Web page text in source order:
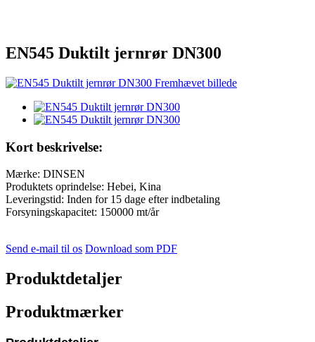
EN545 Duktilt jernrør DN300
Kort beskrivelse:
Mærke: DINSEN
Produktets oprindelse: Hebei, Kina
Leveringstid: Inden for 15 dage efter indbetaling
Forsyningskapacitet: 150000 mt/år
Send e-mail til os Download som PDF
Produktdetaljer
Produktmærker